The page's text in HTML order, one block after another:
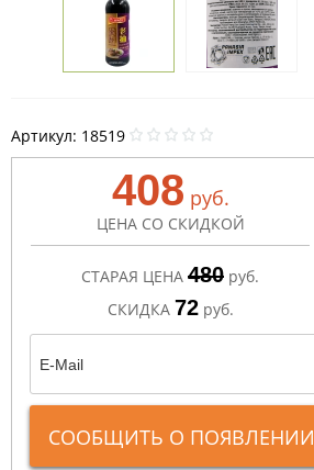
Артикул: 18519
408 руб.
ЦЕНА СО СКИДКОЙ
СТАРАЯ ЦЕНА 480 руб.
СКИДКА 72 руб.
СООБЩИТЬ О ПОЯВЛЕНИИ